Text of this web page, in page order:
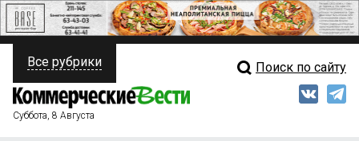
ПОЛИТИКА
ФИНАНСЫ
Свежий выпуск
Все рубрики Поиск по сайту
Суббота, 8 Августа